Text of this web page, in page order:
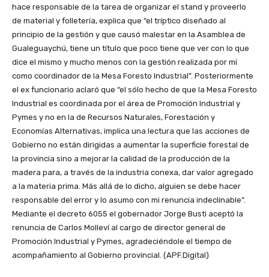
hace responsable de la tarea de organizar el stand y proveerlo
de material y folletería, explica que “el tríptico diseñado al
principio de la gestión y que causó malestar en la Asamblea de
Gualeguaychú, tiene un título que poco tiene que ver con lo que
dice el mismo y mucho menos con la gestión realizada por mí
como coordinador de la Mesa Foresto Industrial”. Posteriormente
el ex funcionario aclaró que “el sólo hecho de que la Mesa Foresto
Industrial es coordinada por el área de Promoción Industrial y
Pymes y no en la de Recursos Naturales, Forestación y
Economías Alternativas, implica una lectura que las acciones de
Gobierno no están dirigidas a aumentar la superficie forestal de
la provincia sino a mejorar la calidad de la producción de la
madera para, a través de la industria conexa, dar valor agregado
a la materia prima. Más allá de lo dicho, alguien se debe hacer
responsable del error y lo asumo con mi renuncia indeclinable”.
Mediante el decreto 6055 el gobernador Jorge Busti aceptó la
renuncia de Carlos Molleví al cargo de director general de
Promoción Industrial y Pymes, agradeciéndole el tiempo de
acompañamiento al Gobierno provincial. (APF.Digital)